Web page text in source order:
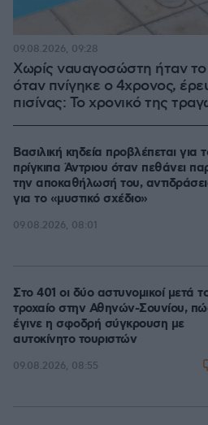
Χωρίς ναυαγοσώστη ήταν
όταν πνίγηκε ο 4χρονος,
πισίνας: Το χρονικό της
09.08.2026, 09:28
Βασιλική κηδεία προβλέπεται για
πρίγκιπα Άντριου όταν πεθάνει
την αποκαθήλωσή του,
για το «μυστικό σχέδιο»
09.08.2026, 08:01
Στο 401 οι δύο αστυνομικοί μετά
τροχαίο στην Αθηνών-Σουνίου,
έγινε η σφοδρή σύγκρουση με
αυτοκίνητο τουριστών
09.08.2026, 08:55